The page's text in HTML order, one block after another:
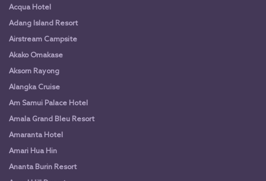
Acqua Hotel
Adang Island Resort
Airstream Campsite
Akako Omakase
Aksorn Rayong
Alangka Cruise
Am Samui Palace Hotel
Amala Grand Bleu Resort
Amaranta Hotel
Amari Hua Hin
Ananta Burin Resort